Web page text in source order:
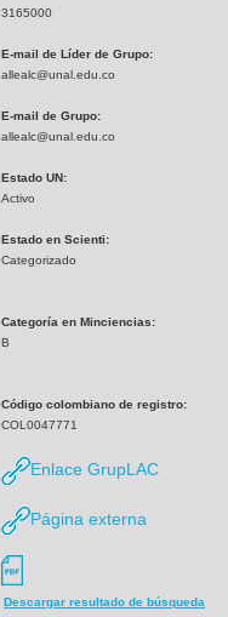
3165000
E-mail de Líder de Grupo:
allealc@unal.edu.co
E-mail de Grupo:
allealc@unal.edu.co
Estado UN:
Activo
Estado en Scienti:
Categorizado
Categoría en Minciencias:
B
Código colombiano de registro:
COL0047771
Enlace GrupLAC
Página externa
Descargar resultado de búsqueda